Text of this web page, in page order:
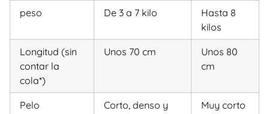
peso De 3 a 7 kilo
Hasta 8
kilos
Longitud (sin
contar la
cola*)
Unos 70 cm
Unos 80
cm
Pelo
Corto, denso y
Muy corto